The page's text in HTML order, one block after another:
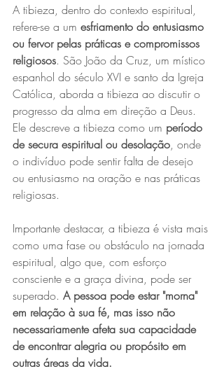
A tibieza, dentro do contexto espiritual,
refere-se a um esfriamento do entusiasmo
ou fervor pelas práticas e compromissos
religiosos. São João da Cruz, um místico
espanhol do século XVI e santo da Igreja
Católica, aborda a tibieza ao discutir o
progresso da alma em direção a Deus.
Ele descreve a tibieza como um período
de secura espiritual ou desolação, onde
o indivíduo pode sentir falta de desejo
ou entusiasmo na oração e nas práticas
religiosas.
Importante destacar, a tibieza é vista mais
como uma fase ou obstáculo na jornada
espiritual, algo que, com esforço
consciente e a graça divina, pode ser
superado. A pessoa pode estar "morna"
em relação à sua fé, mas isso não
necessariamente afeta sua capacidade
de encontrar alegria ou propósito em
outras áreas da vida.